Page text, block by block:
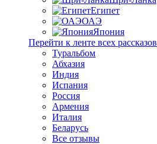
Египет
ОАЭ
Япония
Перейти к ленте всех рассказов
Туральбом
Абхазия
Индия
Испания
Россия
Армения
Италия
Беларусь
Все отзывы